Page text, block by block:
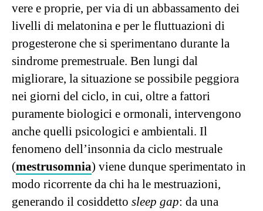
vere e proprie, per via di un abbassamento dei
livelli di melatonina e per le fluttuazioni di
progesterone che si sperimentano durante la
sindrome premestruale. Ben lungi dal
migliorare, la situazione se possibile peggiora
nei giorni del ciclo, in cui, oltre a fattori
puramente biologici e ormonali, intervengono
anche quelli psicologici e ambientali. Il
fenomeno dell’insonnia da ciclo mestruale
(mestrusomnia) viene dunque sperimentato in
modo ricorrente da chi ha le mestruazioni,
generando il cosiddetto sleep gap: da una